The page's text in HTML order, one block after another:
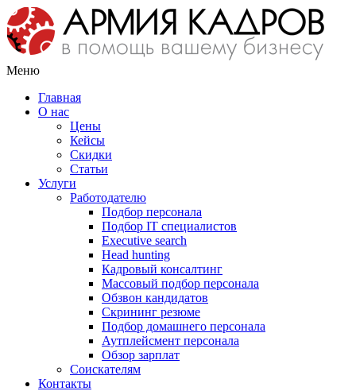
Меню
Главная
О нас
Цены
Кейсы
Скидки
Статьи
Услуги
Работодателю
Подбор персонала
Подбор IT специалистов
Еxecutive search
Head hunting
Кадровый консалтинг
Массовый подбор персонала
Обзвон кандидатов
Скрининг резюме
Подбор домашнего персонала
Аутплейсмент персонала
Обзор зарплат
Соискателям
Контакты